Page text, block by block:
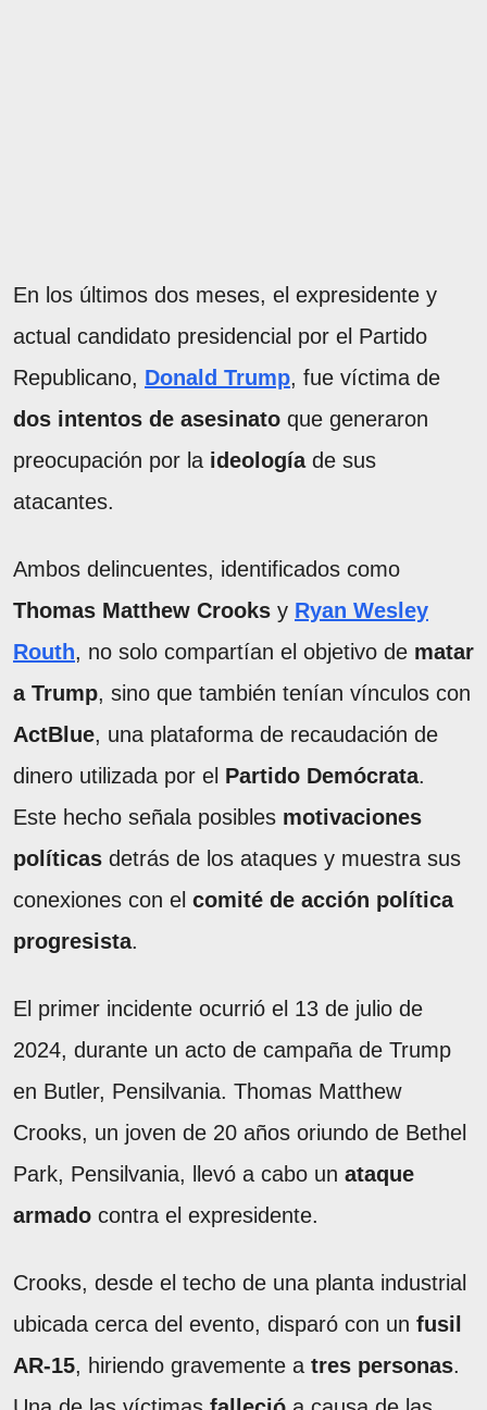
En los últimos dos meses, el expresidente y
actual candidato presidencial por el Partido
Republicano, Donald Trump, fue víctima de
dos intentos de asesinato que generaron
preocupación por la ideologíade sus
atacantes.
Ambos delincuentes, identificados como
Thomas Matthew Crooks y Ryan Wesley
Routh, no solo compartían el objetivo de matar
a Trump, sino que también tenían vínculos con
ActBlue, una plataforma de recaudación de
dinero utilizada por el Partido Demócrata.
Este hecho señala posibles motivaciones
políticas detrás de los ataques y muestra sus
conexiones con el comité de acción política
progresista.
El primer incidente ocurrió el 13 de julio de
2024, durante un acto de campaña de Trump
en Butler, Pensilvania. Thomas Matthew
Crooks, un joven de 20 años oriundo de Bethel
Park, Pensilvania, llevó a cabo un ataque
armado contra el expresidente.
Crooks, desde el techo de una planta industrial
ubicada cerca del evento, disparó con un fusil
AR-15, hiriendo gravemente a tres personas.